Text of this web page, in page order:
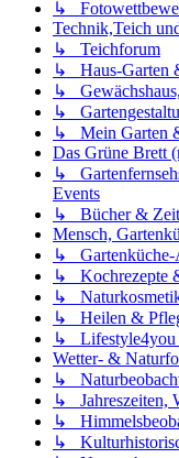
↳
Technik,Teich
↳ Teichforum
↳ Haus-Garten
↳
↳
↳ Mein Garten
Das Grüne Brett
↳
Events
↳ Bücher &
Mensch,
↳ Gartenküche-
↳ Kochrezepte
↳
↳ Heilen &
↳ Lifestyle4you
Wetter- &
↳
↳ Jahreszeiten,
↳
↳